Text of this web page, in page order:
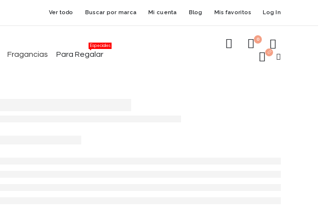
Ver todo Buscar por marca Mi cuenta Blog Mis favoritos Log In
Fragancias Para Regalar
Especiales
0